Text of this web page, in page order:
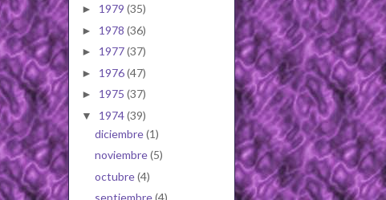
► 1979 (35)
► 1978 (36)
► 1977(37)
► 1976(47)
► 1975 (37)
▼ 1974(39)
diciembre(1)
noviembre(5)
octubre(4)